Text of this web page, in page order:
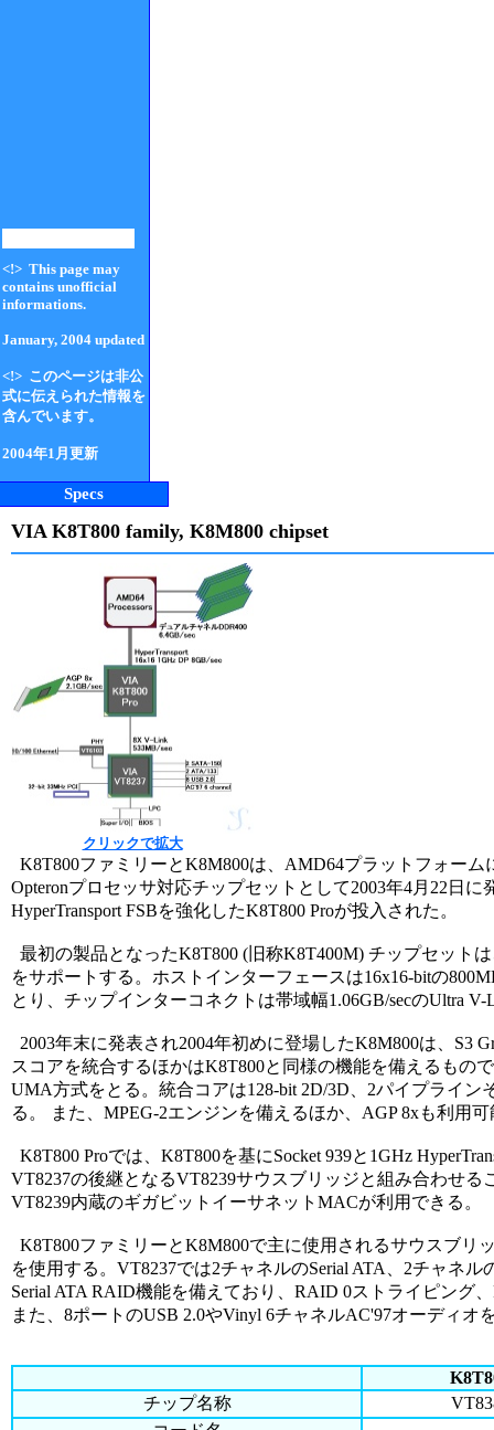
<!> This page may
contains unofficial
informations.
January, 2004 updated
<!> このページは非公
式に伝えられた情報を
含んでいます。
2004年1月更新
Specs
VIA K8T800 family, K8M800 chipset
クリックで拡大
K8T800ファミリーとK8M800は、AMD64プラットフォー
Opteronプロセッサ対応チップセットとして2003年4月22日
HyperTransport FSBを強化したK8T800 Proが投入された。
最初の製品となったK8T800 (旧称K8T400M) チップセットは
をサポートする。ホストインターフェースは16x16-bitの
とり、チップインターコネクトは帯域幅1.06GB/secのUltra
2003年末に発表され2004年初めに登場したK8M800は、S3
スコアを統合するほかはK8T800と同様の機能を備えるもの
UMA方式をとる。統合コアは128-bit 2D/3D、2パイプライ
る。 また、MPEG-2エンジンを備えるほか、AGP 8xも利用
K8T800 Proでは、K8T800を基にSocket 939と1GHz
VT8237の後継となるVT8239サウスブリッジと組み合わせ
VT8239内蔵のギガビットイーサネットMACが利用できる。
K8T800ファミリーとK8M800で主に使用されるサウスブリ
を使用する。VT8237では2チャネルのSerial ATA、2チャネ
Serial ATA RAID機能を備えており、RAID 0ストライピング
また、8ポートのUSB 2.0やVinyl 6チャネルAC'97オーディ
チップ名称